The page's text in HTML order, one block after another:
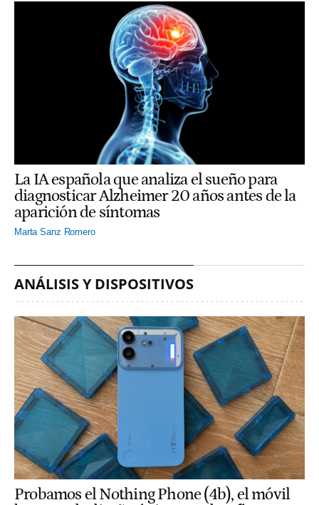
La IA española que analiza el sueño para
diagnosticar Alzheimer 20 años antes de la
aparición de síntomas
Marta Sanz Romero
ANÁLISIS Y DISPOSITIVOS
Probamos el Nothing Phone (4b), el móvil